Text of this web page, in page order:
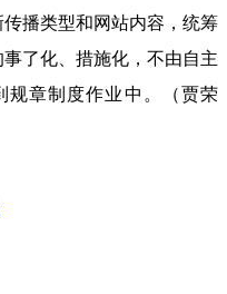
播类型和网站内容，统筹
了化、措施化，不由自主
规章制度作业中。（贾荣